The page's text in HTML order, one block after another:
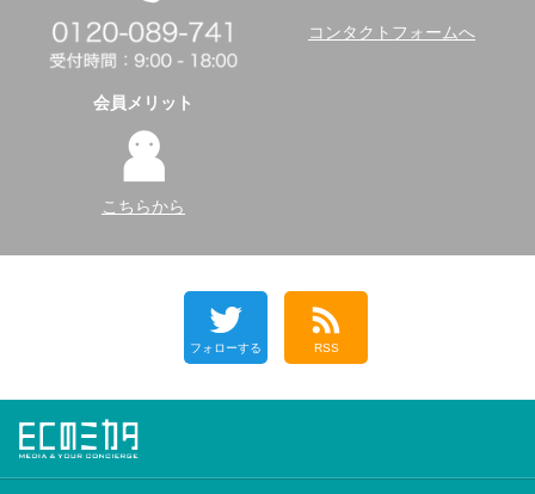
コンタクトフォームへ
会員メリット
こちらから
フォローする RSS